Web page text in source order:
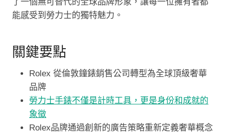
能感受到勞力士的獨特魅力。
關鍵要點
Rolex 從倫敦鐘錶銷售公司轉型為全球頂級奢華
品牌
勞力士手錶不僅是計時工具，更是身份和成就的
象徵
Rolex品牌通過創新的廣告策略重新定義奢華概念